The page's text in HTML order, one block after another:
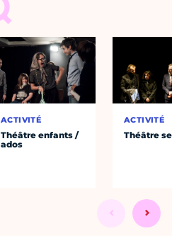
ACTIVITÉ
Théâtre enfants /
ados
ACTIVITÉ
Théâtre